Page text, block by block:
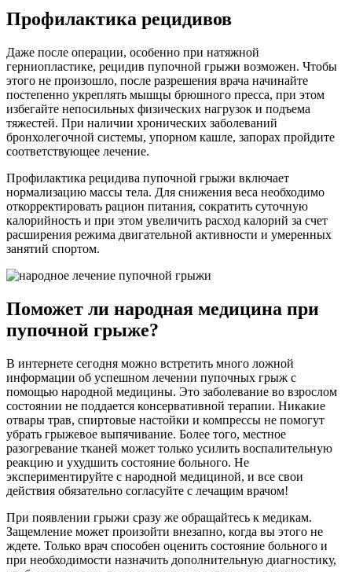
Профилактика рецидивов
Даже после операции, особенно при натяжной
герниопластике, рецидив пупочной грыжи возможен. Чтобы
этого не произошло, после разрешения врача начинайте
постепенно укреплять мышцы брюшного пресса, при этом
избегайте непосильных физических нагрузок и подъема
тяжестей. При наличии хронических заболеваний
бронхолегочной системы, упорном кашле, запорах пройдите
соответствующее лечение.
Профилактика рецидива пупочной грыжи включает
нормализацию массы тела. Для снижения веса необходимо
откорректировать рацион питания, сократить суточную
калорийность и при этом увеличить расход калорий за счет
расширения режима двигательной активности и умеренных
занятий спортом.
Поможет ли народная медицина при
пупочной грыже?
В интернете сегодня можно встретить много ложной
информации об успешном лечении пупочных грыж с
помощью народной медицины. Это заболевание во взрослом
состоянии не поддается консервативной терапии. Никакие
отвары трав, спиртовые настойки и компрессы не помогут
убрать грыжевое выпячивание. Более того, местное
разогревание тканей может только усилить воспалительную
реакцию и ухудшить состояние больного. Не
экспериментируйте с народной медициной, и все свои
действия обязательно согласуйте с лечащим врачом!
При появлении грыжи сразу же обращайтесь к медикам.
Защемление может произойти внезапно, когда вы этого не
ждете. Только врач способен оценить состояние больного и
при необходимости назначить дополнительную диагностику,